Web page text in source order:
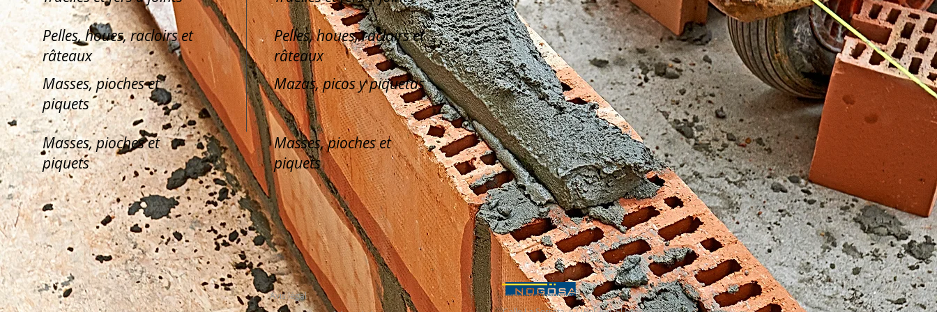
Pelles, houes, racloirs et
râteaux
Pelles, houes, racloirs et
râteaux
Masses, pioches et
piquets
Mazas, picos y piquetas
Masses, pioches et
piquets
Masses, pioches et
piquets
Avis légal